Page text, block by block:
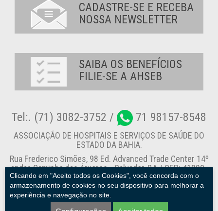
Clicando em "Aceito todos os Cookies", você concorda com o
armazenamento de cookies no seu dispositivo para melhorar a
experiência e navegação no site.
CADASTRE-SE E RECEBA
NOSSA NEWSLETTER
SAIBA OS BENEFÍCIOS
FILIE-SE A AHSEB
Tel:. (71) 3082-3752 / 71 98157-8548
ASSOCIAÇÃO DE HOSPITAIS E SERVIÇOS DE SAÚDE DO
ESTADO DA BAHIA.
Rua Frederico Simões, 98 Ed. Advanced Trade Center 14º
andar, Caminho das Árvores - Salvador-BA / CEP: 41820-
774
Canal de Denúncia